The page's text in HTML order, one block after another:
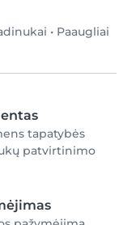
• Paaugliai
tapatybės
patvirtinimo